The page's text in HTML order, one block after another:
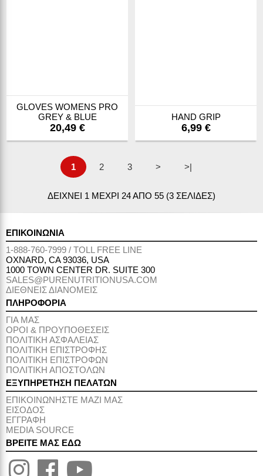
GLOVES WOMENS PRO
GREY & BLUE
20,49 €
HAND GRIP
6,99 €
1 2 3 > >|
ΔΕΙΧΝΕΙ 1 ΜΕΧΡΙ 24 ΑΠΟ 55 (3 ΣΕΛΙΔΕΣ)
ΕΠΙΚΟΙΝΩΝΙΑ
1-888-760-7999 / TOLL FREE LINE
OXNARD, CA 93036, USA
1000 TOWN CENTER DR. SUITE 300
SALES@PURENUTRITIONUSA.COM
ΔΙΕΘΝΕΙΣ ΔΙΑΝΟΜΕΙΣ
ΠΛΗΡΟΦΟΡΙΑ
ΓΙΑ ΜΑΣ
ΟΡΟΙ & ΠΡΟΥΠΟΘΕΣΕΙΣ
ΠΟΛΙΤΙΚΗ ΑΣΦΑΛΕΙΑΣ
ΠΟΛΙΤΙΚΗ ΕΠΙΣΤΡΟΦΗΣ
ΠΟΛΙΤΙΚΗ ΕΠΙΣΤΡΟΦΩΝ
ΠΟΛΙΤΙΚΗ ΑΠΟΣΤΟΛΩΝ
ΕΞΥΠΗΡΕΤΗΣΗ ΠΕΛΑΤΩΝ
ΕΠΙΚΟΙΝΩΝΗΣΤΕ ΜΑΖΙ ΜΑΣ
ΕΙΣΟΔΟΣ
ΕΓΓΡΑΦΗ
MEDIA SOURCE
ΒΡΕΙΤΕ ΜΑΣ ΕΔΩ